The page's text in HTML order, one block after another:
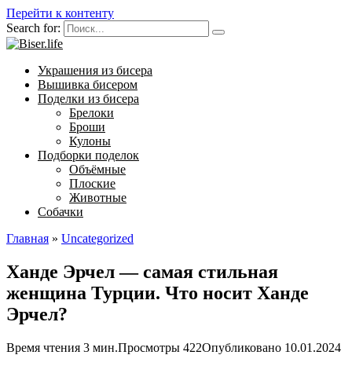
Перейти к контенту
Search for:
Украшения из бисера
Вышивка бисером
Поделки из бисера
Брелоки
Броши
Кулоны
Подборки поделок
Объёмные
Плоские
Животные
Собачки
Главная » Uncategorized
Ханде Эрчел — самая стильная
женщина Турции. Что носит Ханде
Эрчел?
Время чтения 3 мин.Просмотры 422Опубликовано 10.01.2024